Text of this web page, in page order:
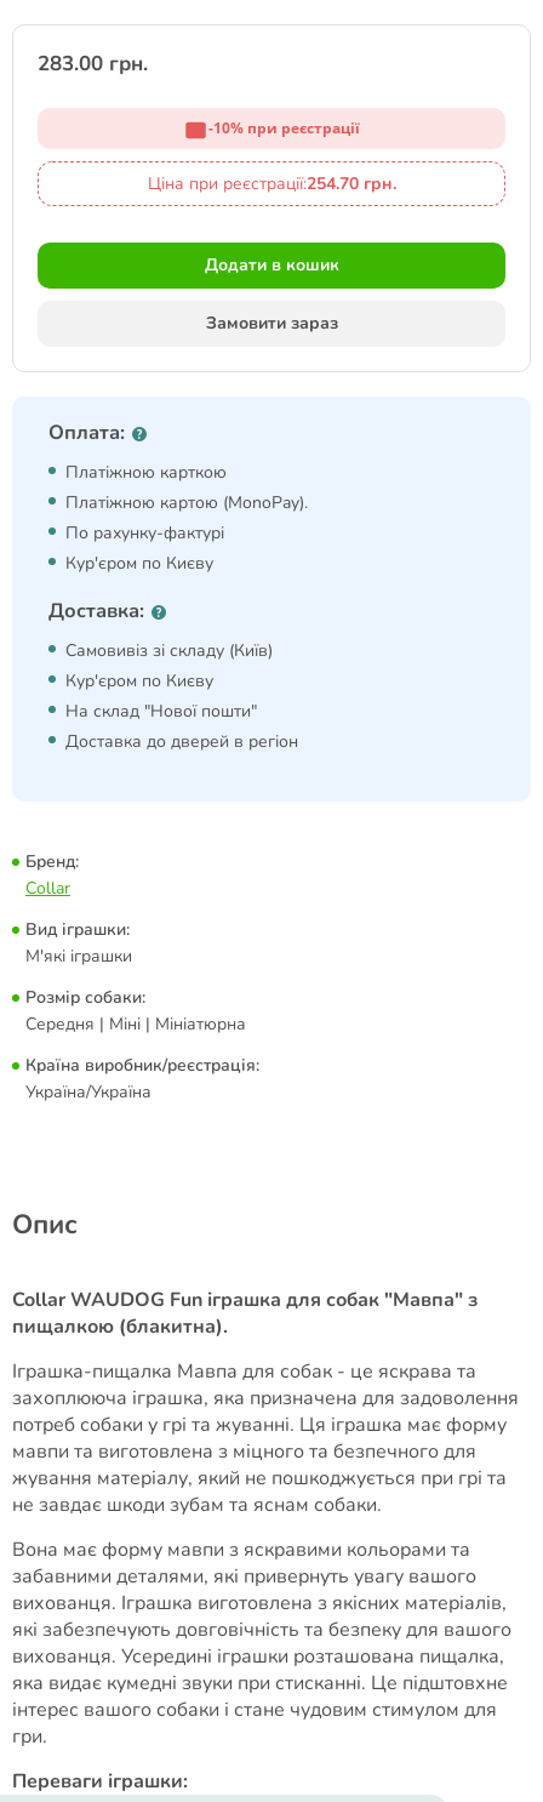
283.00 грн.
-10% при реєстрації
Ціна при реєстрації:254.70 грн.
Додати в кошик
Замовити зараз
Оплата:
Платіжною карткою
Платіжною картою (MonoPay).
По рахунку-фактурі
Кур'єром по Києву
Доставка:
Самовивіз зі складу (Київ)
Кур'єром по Києву
На склад "Нової пошти"
Доставка до дверей в регіон
Бренд:
Collar
Вид іграшки:
М'які іграшки
Розмір собаки:
Середня | Міні | Мініатюрна
Країна виробник/реєстрація:
Україна/Україна
Опис
Collar WAUDOG Fun іграшка для собак "Мавпа" з
пищалкою (блакитна).
Іграшка-пищалка Мавпа для собак - це яскрава та
захоплююча іграшка, яка призначена для задоволення
потреб собаки у грі та жуванні. Ця іграшка має форму
мавпи та виготовлена з міцного та безпечного для
жування матеріалу, який не пошкоджується при грі та
не завдає шкоди зубам та яснам собаки.
Вона має форму мавпи з яскравими кольорами та
забавними деталями, які привернуть увагу вашого
вихованця. Іграшка виготовлена з якісних матеріалів,
які забезпечують довговічність та безпеку для вашого
вихованця. Усередині іграшки розташована пищалка,
яка видає кумедні звуки при стисканні. Це підштовхне
інтерес вашого собаки і стане чудовим стимулом для
гри.
Переваги іграшки: